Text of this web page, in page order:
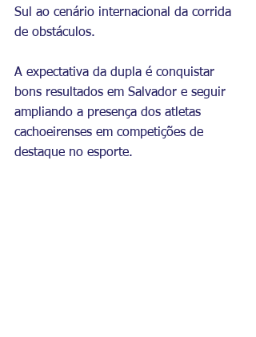
Sul ao cenário internacional da corrida
de obstáculos.
A expectativa da dupla é conquistar
bons resultados em Salvador e seguir
ampliando a presença dos atletas
cachoeirenses em competições de
destaque no esporte.